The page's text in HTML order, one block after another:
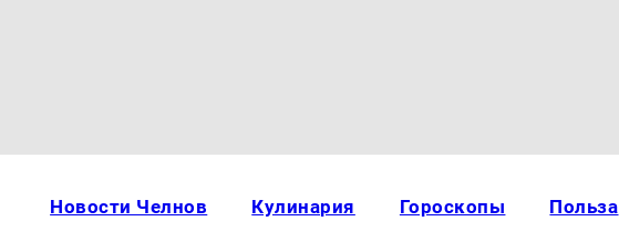
Новости Челнов Кулинария Гороскопы Польза